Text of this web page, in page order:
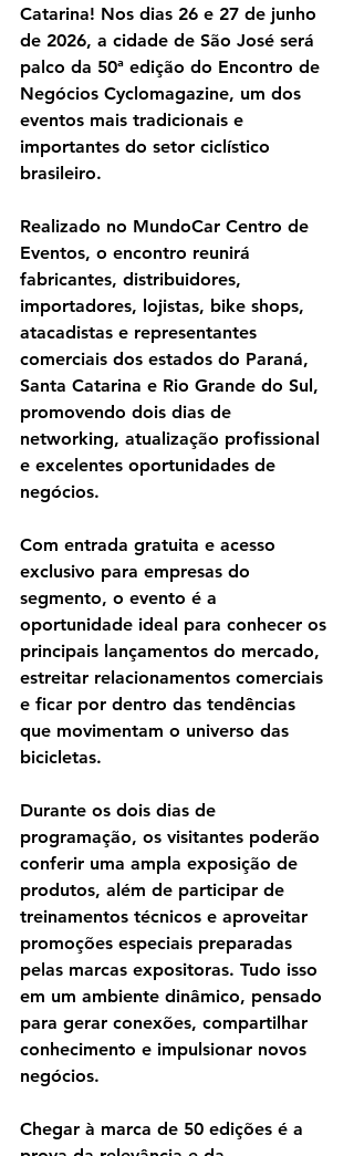
Catarina! Nos dias 26 e 27 de junho
de 2026, a cidade de São José será
palco da 50ª edição do Encontro de
Negócios Cyclomagazine, um dos
eventos mais tradicionais e
importantes do setor ciclístico
brasileiro.
Realizado no MundoCar Centro de
Eventos, o encontro reunirá
fabricantes, distribuidores,
importadores, lojistas, bike shops,
atacadistas e representantes
comerciais dos estados do Paraná,
Santa Catarina e Rio Grande do Sul,
promovendo dois dias de
networking, atualização profissional
e excelentes oportunidades de
negócios.
Com entrada gratuita e acesso
exclusivo para empresas do
segmento, o evento é a
oportunidade ideal para conhecer os
principais lançamentos do mercado,
estreitar relacionamentos comerciais
e ficar por dentro das tendências
que movimentam o universo das
bicicletas.
Durante os dois dias de
programação, os visitantes poderão
conferir uma ampla exposição de
produtos, além de participar de
treinamentos técnicos e aproveitar
promoções especiais preparadas
pelas marcas expositoras. Tudo isso
em um ambiente dinâmico, pensado
para gerar conexões, compartilhar
conhecimento e impulsionar novos
negócios.
Chegar à marca de 50 edições é a